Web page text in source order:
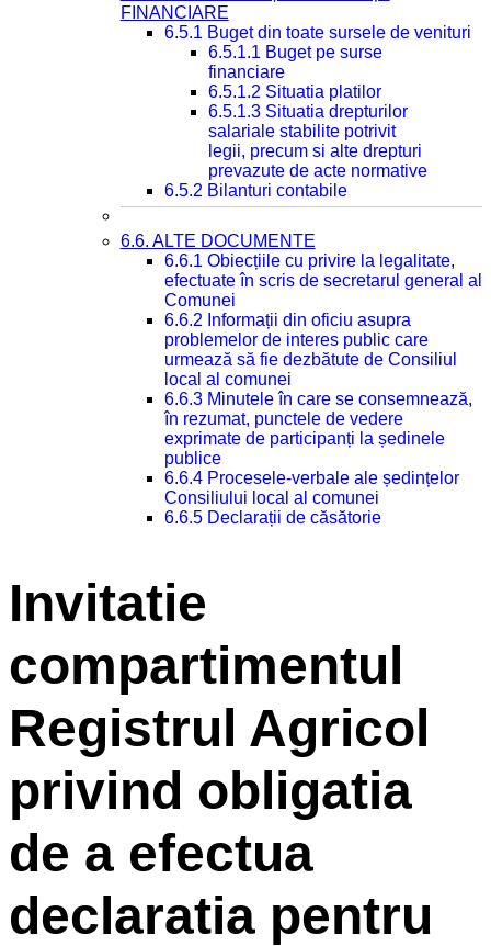
FINANCIARE
6.5.1 Buget din toate sursele de venituri
6.5.1.1 Buget pe surse
financiare
6.5.1.2 Situatia platilor
6.5.1.3 Situatia drepturilor
salariale stabilite potrivit
legii, precum si alte drepturi
prevazute de acte normative
6.5.2 Bilanturi contabile
6.6. ALTE DOCUMENTE
6.6.1 Obiecțiile cu privire la legalitate,
efectuate în scris de secretarul general al
Comunei
6.6.2 Informații din oficiu asupra
problemelor de interes public care
urmează să fie dezbătute de Consiliul
local al comunei
6.6.3 Minutele în care se consemnează,
în rezumat, punctele de vedere
exprimate de participanți la ședinele
publice
6.6.4 Procesele-verbale ale ședințelor
Consiliului local al comunei
6.6.5 Declarații de căsătorie
Invitatie
compartimentul
Registrul Agricol
privind obligatia
de a efectua
declaratia pentru